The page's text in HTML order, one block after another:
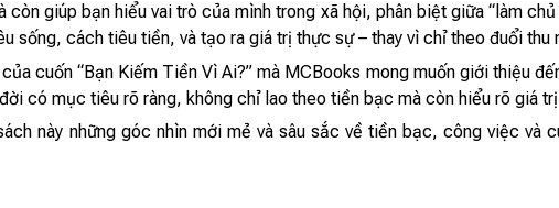
còn giúp bạn hiểu vai trò của mình trong xã hội, phân biệt giữa “làm
sống, cách tiêu tiền, và tạo ra giá trị thực sự – thay vì chỉ theo đuổi thu
cuốn “Bạn Kiếm Tiền Vì Ai?” mà MCBooks mong muốn giới thiệu
có mục tiêu rõ ràng, không chỉ lao theo tiền bạc mà còn hiểu rõ giá
này những góc nhìn mới mẻ và sâu sắc về tiền bạc, công việc